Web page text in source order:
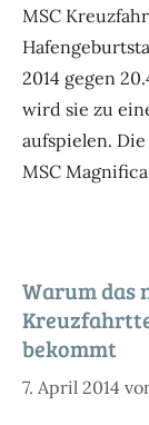
MSC
2014 gegen
wird sie zu
aufspielen.
MSC
Warum das
bekommt
7. April 2014